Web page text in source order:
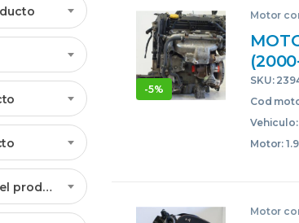
-5%
Motor
KW
SKU:
Cod
Motor:
Motor
Año del vehículo del producto